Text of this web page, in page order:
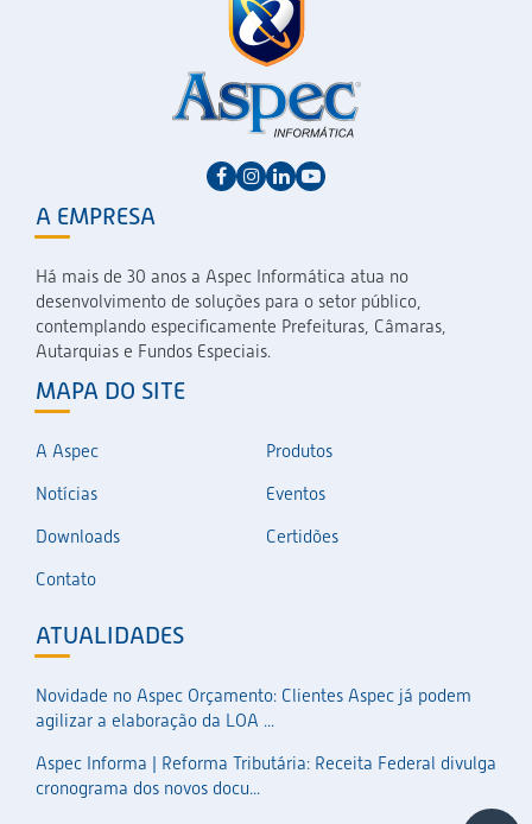
A EMPRESA
Há mais de 30 anos a Aspec Informática atua no
desenvolvimento de soluções para o setor público,
contemplando especificamente Prefeituras, Câmaras,
Autarquias e Fundos Especiais.
MAPA DO SITE
A Aspec
Produtos
Notícias
Eventos
Downloads
Certidões
Contato
ATUALIDADES
Novidade no Aspec Orçamento: Clientes Aspec já podem
agilizar a elaboração da LOA ...
Aspec Informa | Reforma Tributária: Receita Federal divulga
cronograma dos novos docu...